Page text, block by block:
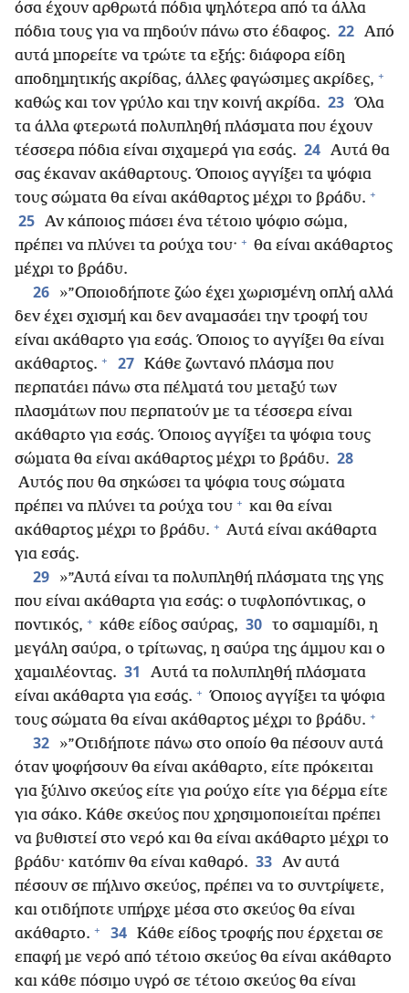
όσα έχουν αρθρωτά πόδια ψηλότερα από τα άλλα
πόδια τους για να πηδούν πάνω στο έδαφος. 22 Από
αυτά μπορείτε να τρώτε τα εξής: διάφορα είδη
αποδημητικής ακρίδας, άλλες φαγώσιμες ακρίδες, +
καθώς και τον γρύλο και την κοινή ακρίδα. 23 Όλα
τα άλλα φτερωτά πολυπληθή πλάσματα που έχουν
τέσσερα πόδια είναι σιχαμερά για εσάς. 24 Αυτά θα
σας έκαναν ακάθαρτους. Όποιος αγγίξει τα ψόφια
τους σώματα θα είναι ακάθαρτος μέχρι το βράδυ. +
25 Αν κάποιος πιάσει ένα τέτοιο ψόφιο σώμα,
πρέπει να πλύνει τα ρούχα του· + θα είναι ακάθαρτος
μέχρι το βράδυ.
26
»”Οποιοδήποτε ζώο έχει χωρισμένη οπλή αλλά
δεν έχει σχισμή και δεν αναμασάει την τροφή του
είναι ακάθαρτο για εσάς. Όποιος το αγγίξει θα είναι
ακάθαρτος. + 27 Κάθε ζωντανό πλάσμα που
περπατάει πάνω στα πέλματά του μεταξύ των
πλασμάτων που περπατούν με τα τέσσερα είναι
ακάθαρτο για εσάς. Όποιος αγγίξει τα ψόφια τους
σώματα θα είναι ακάθαρτος μέχρι το βράδυ. 28
Αυτός που θα σηκώσει τα ψόφια τους σώματα
πρέπει να πλύνει τα ρούχα του + και θα είναι
ακάθαρτος μέχρι το βράδυ. + Αυτά είναι ακάθαρτα
για εσάς.
29
»”Αυτά είναι τα πολυπληθή πλάσματα της γης
που είναι ακάθαρτα για εσάς: ο τυφλοπόντικας, ο
ποντικός, + κάθε είδος σαύρας, 30 το σαμιαμίδι, η
μεγάλη σαύρα, ο τρίτωνας, η σαύρα της άμμου και ο
χαμαιλέοντας. 31
Αυτά τα πολυπληθή πλάσματα
είναι ακάθαρτα για εσάς. + Όποιος αγγίξει τα ψόφια
τους σώματα θα είναι ακάθαρτος μέχρι το βράδυ. +
32
»”Οτιδήποτε πάνω στο οποίο θα πέσουν αυτά
όταν ψοφήσουν θα είναι ακάθαρτο, είτε πρόκειται
για ξύλινο σκεύος είτε για ρούχο είτε για δέρμα είτε
για σάκο. Κάθε σκεύος που χρησιμοποιείται πρέπει
να βυθιστεί στο νερό και θα είναι ακάθαρτο μέχρι το
βράδυ· κατόπιν θα είναι καθαρό. 33 Αν αυτά
πέσουν σε πήλινο σκεύος, πρέπει να το συντρίψετε,
και οτιδήποτε υπήρχε μέσα στο σκεύος θα είναι
ακάθαρτο. + 34 Κάθε είδος τροφής που έρχεται σε
επαφή με νερό από τέτοιο σκεύος θα είναι ακάθαρτο
και κάθε πόσιμο υγρό σε τέτοιο σκεύος θα είναι